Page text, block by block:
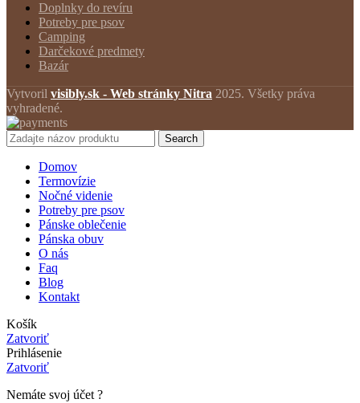
Doplnky do revíru
Potreby pre psov
Camping
Darčekové predmety
Bazár
Vytvoril visibly.sk - Web stránky Nitra 2025. Všetky práva
vyhradené.
Search
Domov
Termovízie
Nočné videnie
Potreby pre psov
Pánske oblečenie
Pánska obuv
O nás
Faq
Blog
Kontakt
Košík
Zatvoriť
Prihlásenie
Zatvoriť
Nemáte svoj účet ?